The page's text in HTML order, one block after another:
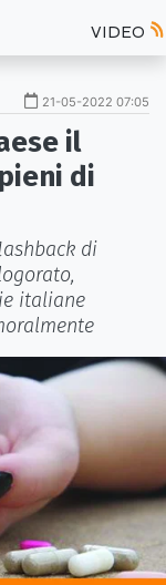
VIDEO
21-05-2022 07:05
il
di
di
italiane